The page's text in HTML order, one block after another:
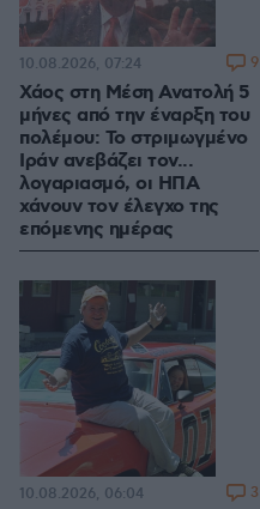
Χάος στη Μέση Ανατολή 5
μήνες από την έναρξη του
πολέμου: Το στριμωγμένο
Ιράν ανεβάζει τον...
λογαριασμό, οι ΗΠΑ
χάνουν τον έλεγχο της
επόμενης ημέρας
10.08.2026, 07:24 9
10.08.2026, 06:04 3